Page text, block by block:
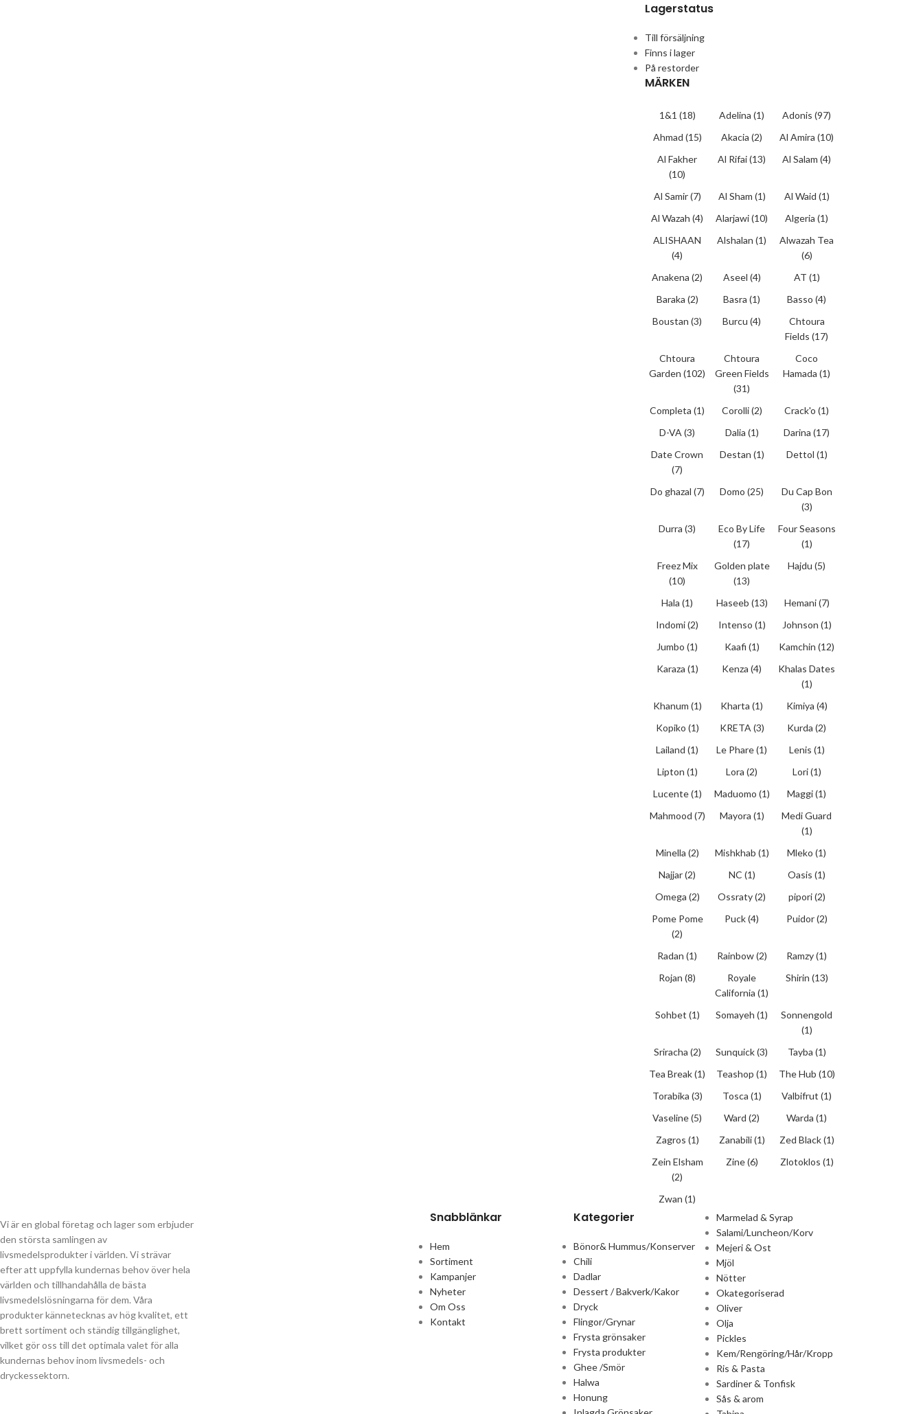
Lagerstatus
Till försäljning
Finns i lager
På restorder
MÄRKEN
1&1 (18) Adelina(1) Adonis(97)
Ahmad (15) Akacia(2) Al Amira(10)
Al Fakher
(10)
Al Rifai(13) Al Salam(4)
Al Samir(7) Al Sham (1) Al Waid (1)
Al Wazah(4) Alarjawi(10) Algeria(1)
ALISHAAN
(4)
Alshalan(1)
Alwazah Tea
(6)
Anakena(2) Aseel (4) AT (1)
Baraka (2) Basra(1) Basso(4)
Boustan(3) Burcu(4)
Chtoura
Fields(17)
Chtoura
Garden(102)
Chtoura
Green Fields
(31)
Coco
Hamada(1)
Completa(1) Corolli(2) Crack'o(1)
D-VA(3) Dalia (1) Darina(17)
Date Crown
(7)
Destan (1) Dettol (1)
Do ghazal (7) Domo(25)
Du Cap Bon
(3)
Durra(3)
Eco By Life
(17)
Four Seasons
(1)
Freez Mix
(10)
Golden plate
(13)
Hajdu(5)
Hala(1) Haseeb (13) Hemani(7)
Indomi(2) Intenso (1) Johnson (1)
Jumbo(1) Kaafi (1) Kamchin(12)
Karaza (1) Kenza(4)
Khalas Dates
(1)
Khanum (1) Kharta(1) Kimiya (4)
Kopiko (1) KRETA (3) Kurda(2)
Lailand(1) Le Phare(1) Lenis (1)
Lipton (1) Lora(2) Lori(1)
Lucente(1) Maduomo (1) Maggi(1)
Mahmood (7) Mayora (1)
Medi Guard
(1)
Minella (2) Mishkhab (1) Mleko(1)
Najjar(2) NC (1) Oasis(1)
Omega (2) Ossraty(2) pipori(2)
Pome Pome
(2)
Puck(4) Puidor(2)
Radan(1) Rainbow(2) Ramzy(1)
Rojan(8)
Royale
California(1)
Shirin (13)
Sohbet (1) Somayeh(1)
Sonnengold
(1)
Sriracha (2) Sunquick(3) Tayba (1)
Tea Break(1) Teashop(1) The Hub (10)
Torabika (3) Tosca (1) Valbifrut(1)
Vaseline(5) Ward(2) Warda(1)
Zagros (1) Zanabili(1) Zed Black(1)
Zein Elsham
(2)
Zine(6) Zlotoklos (1)
Zwan(1)
Vi är en global företag och lager som erbjuder
den största samlingen av
livsmedelsprodukter i världen. Vi strävar
efter att uppfylla kundernas behov över hela
världen och tillhandahålla de bästa
livsmedelslösningarna för dem. Våra
produkter kännetecknas av hög kvalitet, ett
brett sortiment och ständig tillgänglighet,
vilket gör oss till det optimala valet för alla
kundernas behov inom livsmedels- och
dryckessektorn.
Snabblänkar
Hem
Sortiment
Kampanjer
Nyheter
Om Oss
Kontakt
Kategorier
Bönor& Hummus/Konserver
Chili
Dadlar
Dessert / Bakverk/Kakor
Dryck
Flingor/Grynar
Frysta grönsaker
Frysta produkter
Ghee /Smör
Halwa
Honung
Marmelad & Syrap
Salami/Luncheon/Korv
Mejeri & Ost
Mjöl
Nötter
Okategoriserad
Oliver
Olja
Pickles
Kem/Rengöring/Hår/Kropp
Ris & Pasta
Sardiner & Tonfisk
Sås & arom